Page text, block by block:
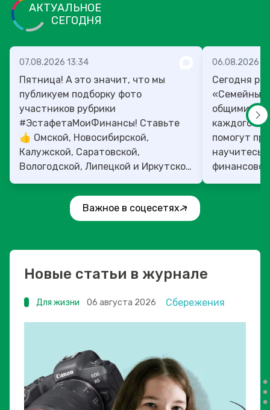
АКТУАЛЬНОЕ
СЕГОДНЯ
07.08.2026 13:34
Пятница! А это значит, что мы
публикуем подборку фото
участников рубрики
#ЭстафетаМоиФинансы! Ставьте
👍 Омской, Новосибирской,
Калужской, Саратовской,
Вологодской, Липецкой и Иркутской
областям!
06.08.2026
Сегодня
«Семейный
общими
каждого»!
помогут
научитесь:
Важное в соцесетях
Новые статьи в журнале
Для жизни 06 августа 2026 Сбережения